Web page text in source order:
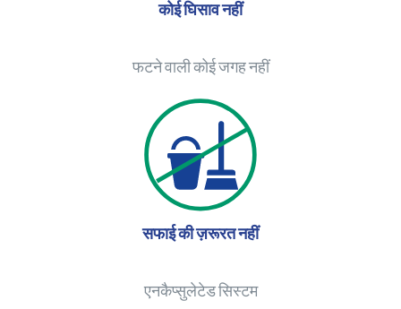
कोई घिसाव नहीं
फटने वाली कोई जगह नहीं
सफाई की ज़रूरत नहीं
एनकैप्सुलेटेड सिस्टम